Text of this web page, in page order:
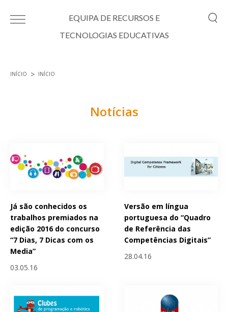
EQUIPA DE RECURSOS E
TECNOLOGIAS EDUCATIVAS
INÍCIO INÍCIO
Notícias
Já são conhecidos os
trabalhos premiados na
edição 2016 do concurso
“7 Dias, 7 Dicas com os
Media”
03.05.16
Versão em língua
portuguesa do “Quadro
de Referência das
Competências Digitais”
28.04.16
Páginas